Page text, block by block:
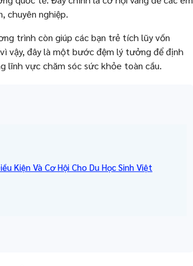
chuyên nghiệp.
trình còn giúp các bạn trẻ tích lũy vốn
vậy, đây là một bước đệm lý tưởng để định
lĩnh vực chăm sóc sức khỏe toàn cầu.
Kiện Và Cơ Hội Cho Du Học Sinh Việt